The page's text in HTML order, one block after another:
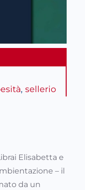
, sellerio
Elisabetta e
– il
da un